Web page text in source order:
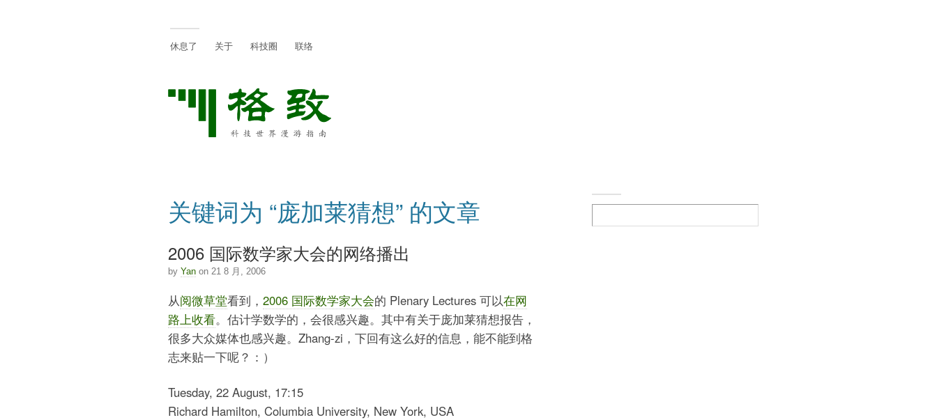
休息了 关于 科技圈 联络
关键词为 “庞加莱猜想” 的文章
2006 国际数学家大会的网络播出
by Yanon 21 8 月, 2006
从阅微草堂看到， 2006 国际数学家大会的 Plenary Lectures 可以在网
路上收看。估计学数学的，会很感兴趣。其中有关于庞加莱猜想报告，
很多大众媒体也感兴趣。Zhang-zi，下回有这么好的信息，能不能到格
志来贴一下呢？：）
Tuesday, 22 August, 17:15
Richard Hamilton, Columbia University, New York, USA